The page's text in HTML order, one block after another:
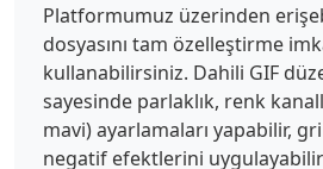
Platformumuz üzerinden
dosyasını tam özelleştirme
kullanabilirsiniz. Dahili GIF
sayesinde parlaklık, renk
mavi) ayarlamaları yapabilir,
negatif efektlerini